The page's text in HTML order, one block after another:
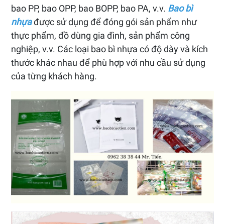
bao PP, bao OPP, bao BOPP, bao PA, v.v. Bao bì
nhựađược sử dụng để đóng gói sản phẩm như
thực phẩm, đồ dùng gia đình, sản phẩm công
nghiệp, v.v. Các loại bao bì nhựa có độ dày và kích
thước khác nhau để phù hợp với nhu cầu sử dụng
của từng khách hàng.